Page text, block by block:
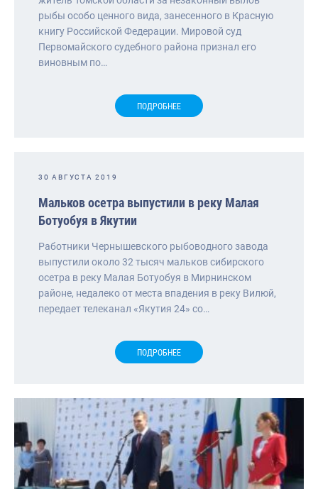
рыбы особо ценного вида, занесенного в Красную
книгу Российской Федерации. Мировой суд
Первомайского судебного района признал его
виновным по…
ПОДРОБНЕЕ
30 АВГУСТА 2019
Мальков осетра выпустили в реку Малая
Ботуобуя в Якутии
Работники Чернышевского рыбоводного завода
выпустили около 32 тысяч мальков сибирского
осетра в реку Малая Ботуобуя в Мирнинском
районе, недалеко от места впадения в реку Вилюй,
передает телеканал «Якутия 24» со…
ПОДРОБНЕЕ